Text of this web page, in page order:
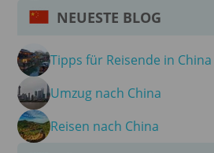
NEUESTE BLOG
Tipps für Reisende in China
Umzug nach China
Reisen nach China